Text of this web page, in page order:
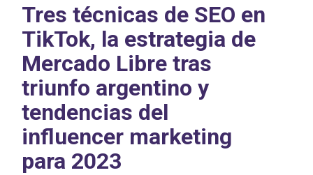
Tres técnicas de SEO en
TikTok, la estrategia de
Mercado Libre tras
triunfo argentino y
tendencias del
influencer marketing
para 2023